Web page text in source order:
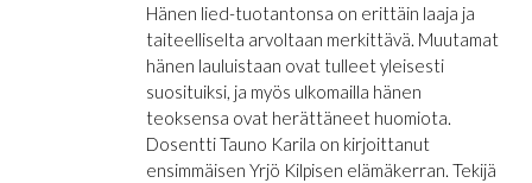
Hänen lied-tuotantonsa on erittäin laaja ja
taiteelliselta arvoltaan merkittävä. Muutamat
hänen lauluistaan ovat tulleet yleisesti
suosituiksi, ja myös ulkomailla hänen
teoksensa ovat herättäneet huomiota.
Dosentti Tauno Karila on kirjoittanut
ensimmäisen Yrjö Kilpisen elämäkerran. Tekijä